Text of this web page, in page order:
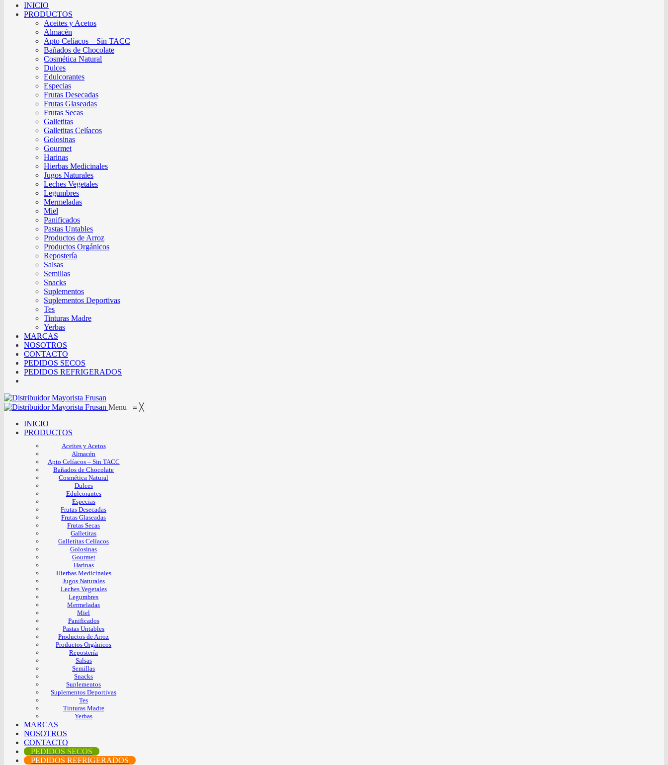
INICIO
PRODUCTOS
Aceites y Acetos
Almacén
Apto Celíacos – Sin TACC
Bañados de Chocolate
Cosmética Natural
Dulces
Edulcorantes
Especias
Frutas Desecadas
Frutas Glaseadas
Frutas Secas
Galletitas
Galletitas Celíacos
Golosinas
Gourmet
Harinas
Hierbas Medicinales
Jugos Naturales
Leches Vegetales
Legumbres
Mermeladas
Miel
Panificados
Pastas Untables
Productos de Arroz
Productos Orgánicos
Repostería
Salsas
Semillas
Snacks
Suplementos
Suplementos Deportivas
Tes
Tinturas Madre
Yerbas
MARCAS
NOSOTROS
CONTACTO
PEDIDOS SECOS
PEDIDOS REFRIGERADOS
Menu ≡ ╳
INICIO
PRODUCTOS
Aceites y Acetos
Almacén
Apto Celíacos – Sin TACC
Bañados de Chocolate
Cosmética Natural
Dulces
Edulcorantes
Especias
Frutas Desecadas
Frutas Glaseadas
Frutas Secas
Galletitas
Galletitas Celíacos
Golosinas
Gourmet
Harinas
Hierbas Medicinales
Jugos Naturales
Leches Vegetales
Legumbres
Mermeladas
Miel
Panificados
Pastas Untables
Productos de Arroz
Productos Orgánicos
Repostería
Salsas
Semillas
Snacks
Suplementos
Suplementos Deportivas
Tes
Tinturas Madre
Yerbas
MARCAS
NOSOTROS
CONTACTO
PEDIDOS SECOS
PEDIDOS REFRIGERADOS